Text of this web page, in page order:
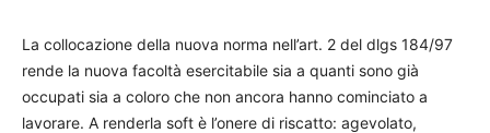
La collocazione della nuova norma nell’art. 2 del dlgs 184/97
rende la nuova facoltà esercitabile sia a quanti sono già
occupati sia a coloro che non ancora hanno cominciato a
lavorare. A renderla soft è l’onere di riscatto: agevolato,